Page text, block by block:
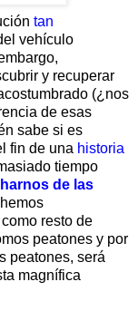
tan
vehículo
y recuperar
(¿nos
de esas
sabe si es
fin de una historia
tiempo
de las
como resto de
peatones y por
peatones, será
magnífica